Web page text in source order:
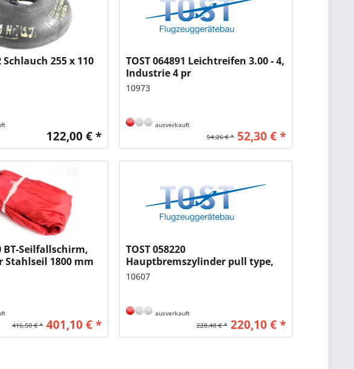
Schlauch 255 x 110
122,00 € *
TOST 064891 Leichtreifen 3.00 - 4,
Industrie 4 pr
10973
ausverkauft
54,26 € * 52,30 € *
BT-Seilfallschirm,
Stahlseil 1800 mm
416,50 € * 401,10 € *
TOST 058220
Hauptbremszylinder pull type,
für Scheibenbremsrad Max II /
10607
ausverkauft
228,48 € * 220,10 € *